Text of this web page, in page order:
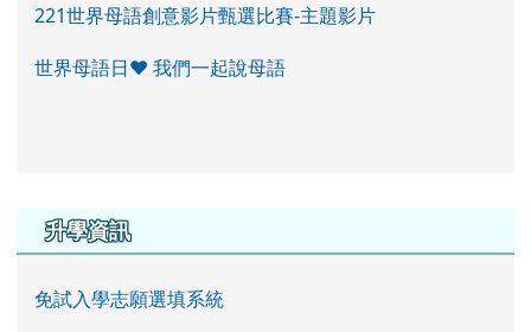
221世界母語創意影片甄選比賽-主題影片
世界母語日♥ 我們一起說母語
右邊區域內容
升學資訊
免試入學志願選填系統